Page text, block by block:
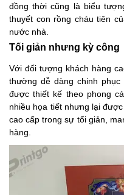
đồng thời cũng là biểu
thuyết con rồng cháu tiên
nước nhà.
Tối giản nhưng kỳ công
Với đối tượng khách hàng
thường dễ dàng chinh
được thiết kế theo phong
nhiều họa tiết nhưng lại
cao cấp trong sự tối giản,
hàng.